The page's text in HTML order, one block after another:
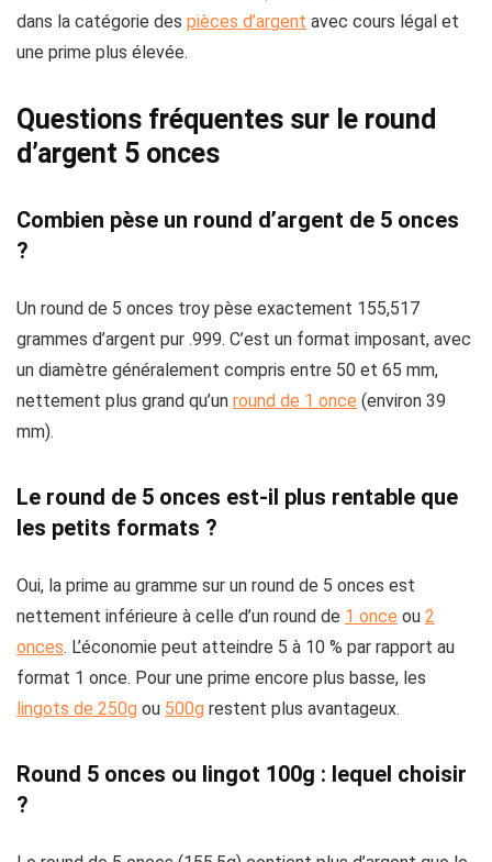
dans la catégorie des pièces d’argent avec cours légal et
une prime plus élevée.
Questions fréquentes sur le round
d’argent 5 onces
Combien pèse un round d’argent de 5 onces
?
Un round de 5 onces troy pèse exactement 155,517
grammes d’argent pur .999. C’est un format imposant, avec
un diamètre généralement compris entre 50 et 65 mm,
nettement plus grand qu’un round de 1 once (environ 39
mm).
Le round de 5 onces est-il plus rentable que
les petits formats ?
Oui, la prime au gramme sur un round de 5 onces est
nettement inférieure à celle d’un round de 1 once ou 2
onces. L’économie peut atteindre 5 à 10 % par rapport au
format 1 once. Pour une prime encore plus basse, les
lingots de 250g ou 500g restent plus avantageux.
Round 5 onces ou lingot 100g : lequel choisir
?